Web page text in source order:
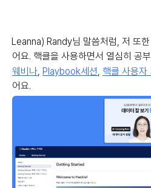
Leanna) Randy님 말씀처럼, 저 또
어요. 핵클을 사용하면서 열심히 공
웨비나, Playbook세션, 핵클 사용자
어요.